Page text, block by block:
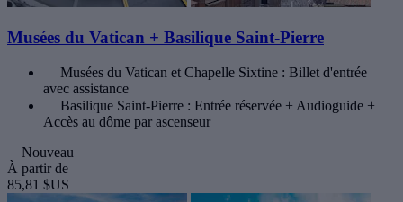
Musées du Vatican + Basilique Saint-Pierre
Musées du Vatican et Chapelle Sixtine : Billet d'entrée
avec assistance
Basilique Saint-Pierre : Entrée réservée + Audioguide +
Accès au dôme par ascenseur
Nouveau
À partir de
85,81 $US